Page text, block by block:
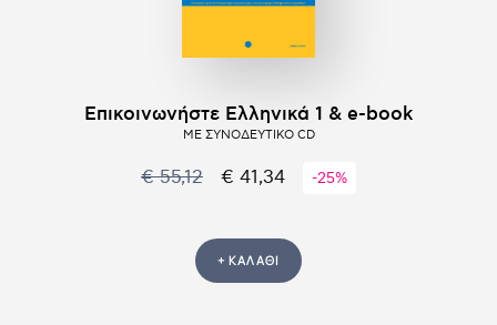
Επικοινωνήστε Ελληνικά 1 & e-book
ΜΕ ΣΥΝΟΔΕΥΤΙΚΟ CD
€ 55,12 € 41,34 -25%
+ ΚΑΛΑΘΙ